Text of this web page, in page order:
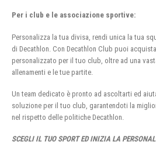
Per i club e le associazione sportive:
Personalizza la tua divisa, rendi unica la tua
di Decathlon. Con Decathlon Club puoi
personalizzato per il tuo club, oltre ad una
allenamenti e le tue partite.
Un team dedicato è pronto ad ascoltarti ed
soluzione per il tuo club, garantendoti la
nel rispetto delle politiche Decathlon.
SCEGLI IL TUO SPORT ED INIZIA LA